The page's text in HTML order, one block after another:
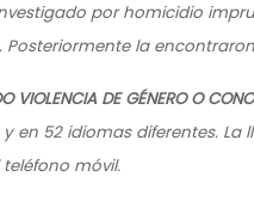
por homicidio
Posteriormente la
VIOLENCIA DE GÉNERO O
en 52 idiomas diferentes.
móvil.